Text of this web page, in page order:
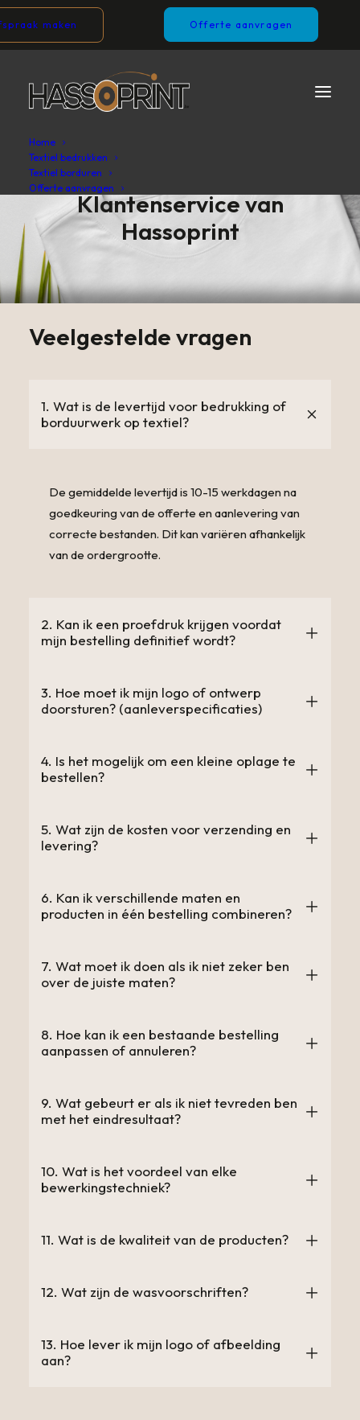
maken Offerte aanvragen
Home
Textiel bedrukken
Textiel borduren
Offerte aanvragen
Klantenservice van
Hassoprint
Veelgestelde vragen
1. Wat is de levertijd voor bedrukking of
borduurwerk op textiel?
De gemiddelde levertijd is 10-15 werkdagen na
goedkeuring van de offerte en aanlevering van
correcte bestanden. Dit kan variëren afhankelijk
van de ordergrootte.
2. Kan ik een proefdruk krijgen voordat
mijn bestelling definitief wordt?
3. Hoe moet ik mijn logo of ontwerp
doorsturen? (aanleverspecificaties)
4. Is het mogelijk om een kleine oplage te
bestellen?
5. Wat zijn de kosten voor verzending en
levering?
6. Kan ik verschillende maten en
producten in één bestelling combineren?
7. Wat moet ik doen als ik niet zeker ben
over de juiste maten?
8. Hoe kan ik een bestaande bestelling
aanpassen of annuleren?
9. Wat gebeurt er als ik niet tevreden ben
met het eindresultaat?
10. Wat is het voordeel van elke
bewerkingstechniek?
11. Wat is de kwaliteit van de producten?
12. Wat zijn de wasvoorschriften?
13. Hoe lever ik mijn logo of afbeelding
aan?